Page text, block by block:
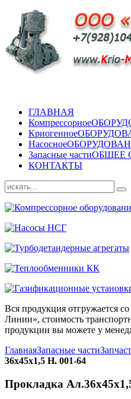
ГЛАВНАЯ
Компрессорное
Криогенное
Насосное
Запасные частиОБЩЕЕ
КОНТАКТЫ
Вся продукция отгружается
Линии», стоимость
продукции вы можете у
ГлавнаяЗапасные части
36х45х1,5 Н. 001-64
Прокладка